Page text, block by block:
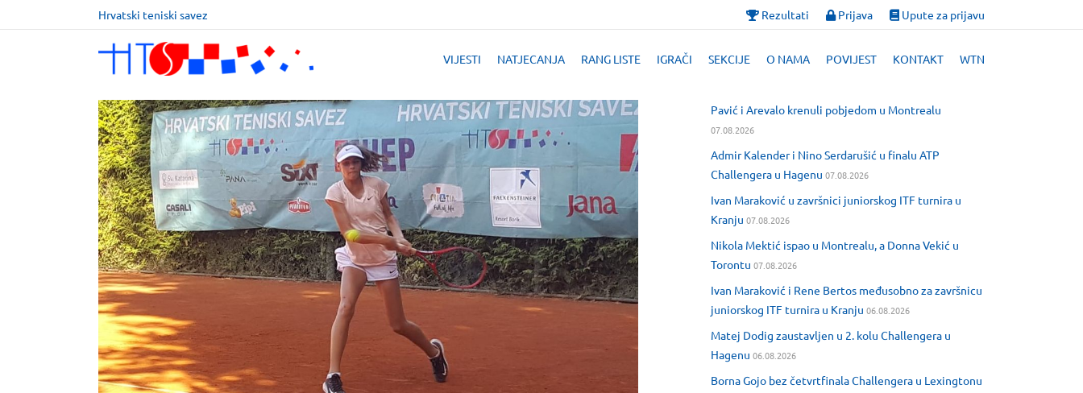
Hrvatski teniski savez Rezultati Prijava Upute za prijavu
VIJESTI NATJECANJA RANG LISTE IGRAČI SEKCIJE O NAMA POVIJEST KONTAKT WTN
Pavić i Arevalo krenuli pobjedom u Montrealu
07.08.2026
Admir Kalender i Nino Serdarušić u finalu ATP
Challengera u Hagenu 07.08.2026
Ivan Maraković u završnici juniorskog ITF turnira u
Kranju 07.08.2026
Nikola Mektić ispao u Montrealu, a Donna Vekić u
Torontu 07.08.2026
Ivan Maraković i Rene Bertos međusobno za završnicu
juniorskog ITF turnira u Kranju 06.08.2026
Matej Dodig zaustavljen u 2. kolu Challengera u
Hagenu 06.08.2026
Borna Gojo bez četvrtfinala Challengera u Lexingtonu